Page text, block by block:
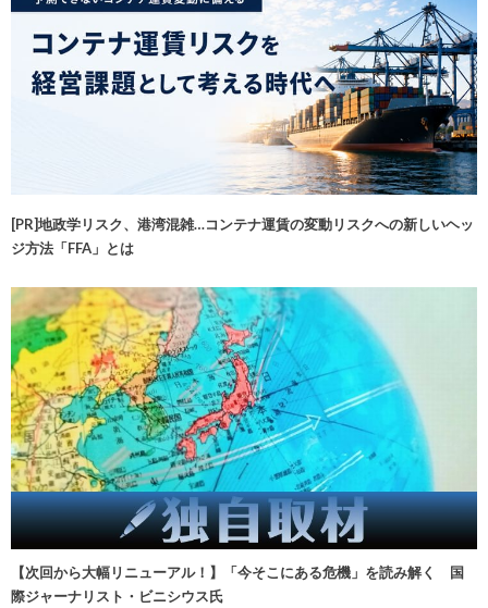
[PR]地政学リスク、港湾混雑…コンテナ運賃の変動リスクへの新しいヘッ
ジ方法「FFA」とは
【次回から大幅リニューアル！】「今そこにある危機」を読み解く 国
際ジャーナリスト・ビニシウス氏